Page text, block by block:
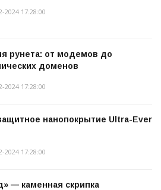
2024 17:28:00
рунета: от модемов до
доменов
2024 17:28:00
нанопокрытие Ultra-Ever
2024 17:28:00
— каменная скрипка